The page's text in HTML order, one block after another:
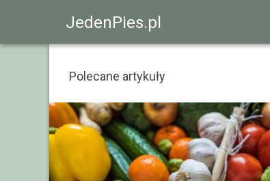
JedenPies.pl
Polecane artykuły